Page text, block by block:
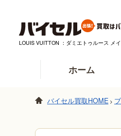
LOUIS VUITTON ：ダミエトゥルース メ
ホーム
バイセル買取HOME >